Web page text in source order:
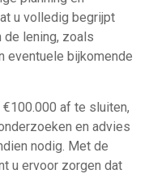
u volledig begrijpt
de lening, zoals
eventuele bijkomende
af te sluiten,
en advies
nodig. Met de
u ervoor zorgen dat